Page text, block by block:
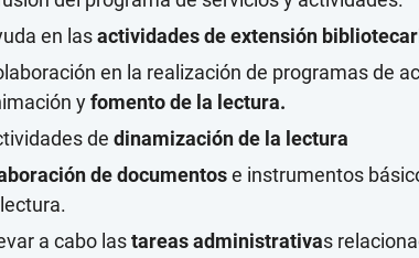
en lasactividades de extensión
en la realización de programas de
yfomento de la lectura.
de dinamización de la lectura
de documentose instrumentos
lectura.
a cabo lastareas administrativas